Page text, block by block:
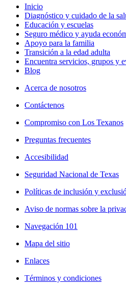
Inicio
Diagnóstico y cuidado de la
Educación y escuelas
Seguro médico y ayuda
Apoyo para la familia
Transición a la edad adulta
Encuentra servicios, grupos y
Blog
Acerca de nosotros
Contáctenos
Compromiso con Los Texanos
Preguntas frecuentes
Accesibilidad
Seguridad Nacional de Texas
Políticas de inclusión y
Aviso de normas sobre la
Navegación 101
Mapa del sitio
Enlaces
Términos y condiciones